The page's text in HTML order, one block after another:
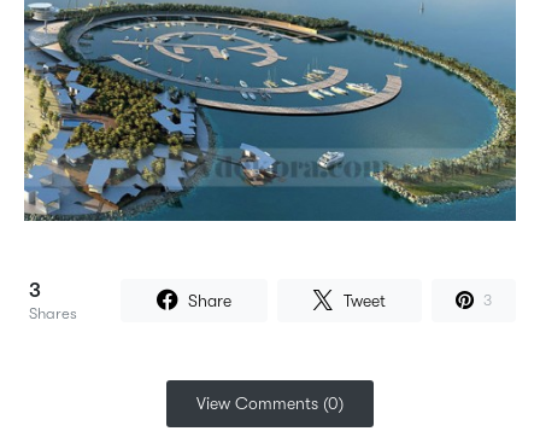
3
Shares
Share Tweet 3
View Comments (0)